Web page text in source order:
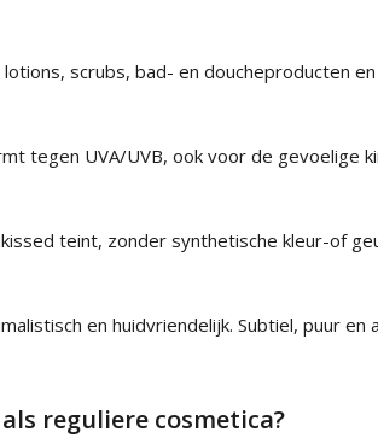
scrubs, bad- en doucheproducten
tegen UVA/UVB, ook voor de gevoelige
teint, zonder synthetische kleur-of
en huidvriendelijk. Subtiel, puur en
reguliere cosmetica?